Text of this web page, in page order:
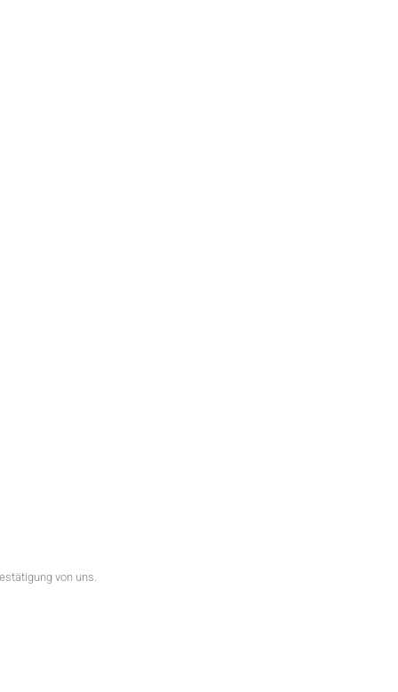
von uns.